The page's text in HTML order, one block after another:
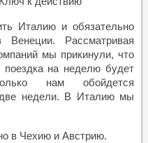
Италию и обязательно
Рассматривая
мы прикинули, что
поездка на неделю будет
нам обойдется
две недели. В Италию мы
в Чехию и Австрию.